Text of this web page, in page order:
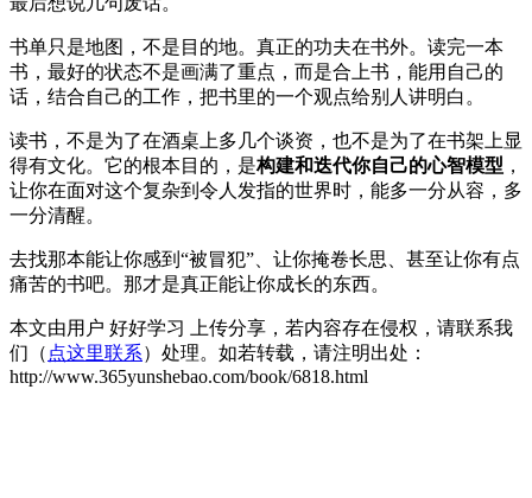
书单只是地图，不是目的地。真正的功夫在书外。读完一本
书，最好的状态不是画满了重点，而是合上书，能用自己的
话，结合自己的工作，把书里的一个观点给别人讲明白。
读书，不是为了在酒桌上多几个谈资，也不是为了在书架上显
得有文化。它的根本目的，是构建和迭代你自己的心智模型 ，
让你在面对这个复杂到令人发指的世界时，能多一分从容，多
一分清醒。
去找那本能让你感到“被冒犯”、让你掩卷长思、甚至让你有点
痛苦的书吧。那才是真正能让你成长的东西。
本文由用户 好好学习 上传分享，若内容存在侵权，请联系我
们（ 点这里联系）处理。如若转载，请注明出处：
http://www.365yunshebao.com/book/6818.html